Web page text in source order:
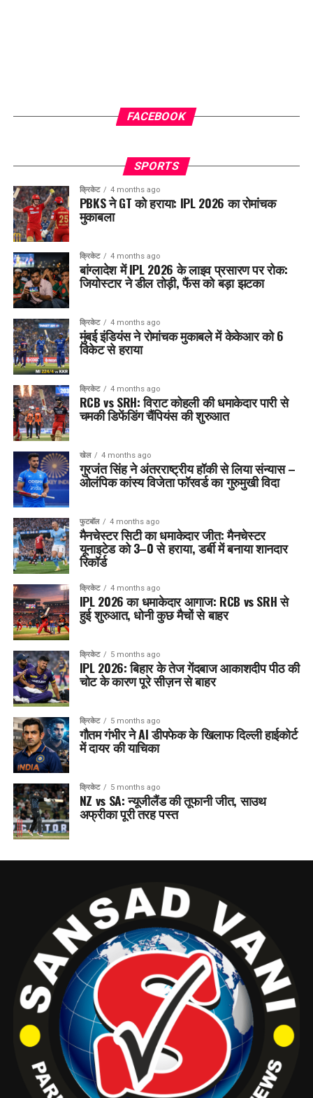
FACEBOOK
SPORTS
क्रिकेट 4 months ago
PBKS ने GT को हराया: IPL 2026 का रोमांचक
मुकाबला
क्रिकेट 4 months ago
बांग्लादेश में IPL 2026 के लाइव प्रसारण पर रोक:
जियोस्टार ने डील तोड़ी, फैंस को बड़ा झटका
क्रिकेट 4 months ago
मुंबई इंडियंस ने रोमांचक मुकाबले में केकेआर को 6
विकेट से हराया
क्रिकेट 4 months ago
RCB vs SRH: विराट कोहली की धमाकेदार पारी से
चमकी डिफेंडिंग चैंपियंस की शुरुआत
खेल 4 months ago
गुरजंत सिंह ने अंतरराष्ट्रीय हॉकी से लिया संन्यास –
ओलंपिक कांस्य विजेता फॉरवर्ड का गुरुमुखी विदा
फुटबॉल 4 months ago
मैनचेस्टर सिटी का धमाकेदार जीत: मैनचेस्टर
यूनाइटेड को 3–0 से हराया, डर्बी में बनाया शानदार
रिकॉर्ड
क्रिकेट 4 months ago
IPL 2026 का धमाकेदार आगाज: RCB vs SRH से
हुई शुरुआत, धोनी कुछ मैचों से बाहर
क्रिकेट 5 months ago
IPL 2026: बिहार के तेज गेंदबाज आकाशदीप पीठ की
चोट के कारण पूरे सीज़न से बाहर
क्रिकेट 5 months ago
गौतम गंभीर ने AI डीपफेक के खिलाफ दिल्ली हाईकोर्ट
में दायर की याचिका
क्रिकेट 5 months ago
NZ vs SA: न्यूजीलैंड की तूफानी जीत, साउथ
अफ्रीका पूरी तरह पस्त